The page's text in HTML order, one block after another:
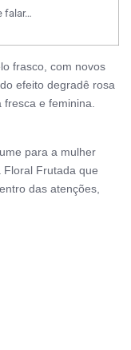
falar…
frasco, com novos
efeito degradê rosa
e feminina.
para a mulher
Floral Frutada que
das atenções,